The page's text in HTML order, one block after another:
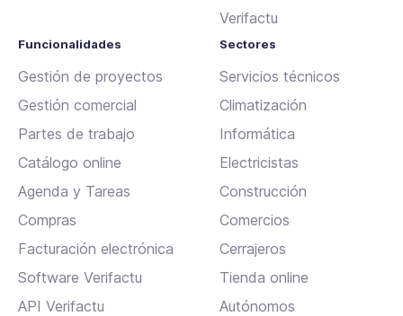
Verifactu
Funcionalidades
Gestión de proyectos
Gestión comercial
Partes de trabajo
Catálogo online
Agenda y Tareas
Compras
Facturación electrónica
Software Verifactu
API Verifactu
Sectores
Servicios técnicos
Climatización
Informática
Electricistas
Construcción
Comercios
Cerrajeros
Tienda online
Autónomos